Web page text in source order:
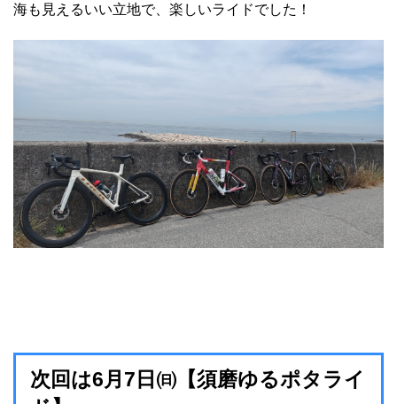
海も見えるいい立地で、楽しいライドでした！
次回は6月7日㈰【須磨ゆるポタライ